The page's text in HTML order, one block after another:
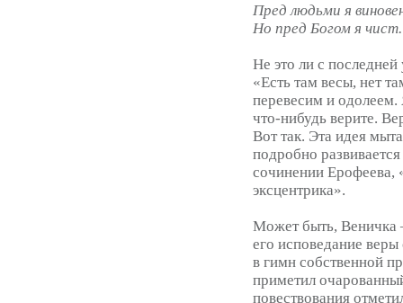
Пред людьми я
Но пред Богом я чист.
Не это ли с
«Есть там весы, нет
перевесим и
что-нибудь верите.
Вот так. Эта идея
подробно
сочинении Ерофеева,
эксцентрика».
Может быть, Веничка
его исповедание веры
в гимн собственной
приметил
повествования